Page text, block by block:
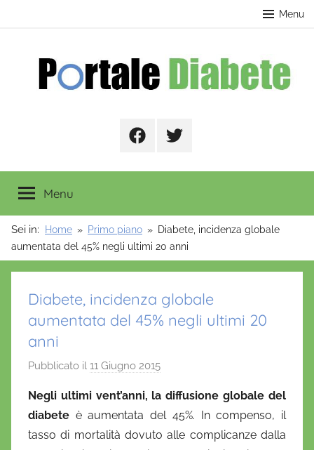
Menu
FacebookTwitter
Menu
Sei in: Home Primo piano
Diabete, incidenza globale
aumentata del 45% negli ultimi 20 anni
Diabete, incidenza globale
aumentata del 45% negli ultimi 20
anni
Pubblicato il 11 Giugno 2015
D
a
n
Negli ultimi vent’anni, la diffusione globale del
diabete è aumentata del 45%. In compenso, il
tasso di mortalità dovuto alle complicanze dalla